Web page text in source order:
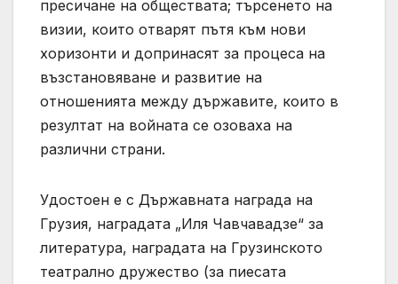
пресичане на обществата; търсенето на
визии, които отварят пътя към нови
хоризонти и допринасят за процеса на
възстановяване и развитие на
отношенията между държавите, които в
резултат на войната се озоваха на
различни страни.
Удостоен е с Държавната награда на
Грузия, наградата „Иля Чавчавадзе“ за
литература, наградата на Грузинското
театрално дружество (за пиесата